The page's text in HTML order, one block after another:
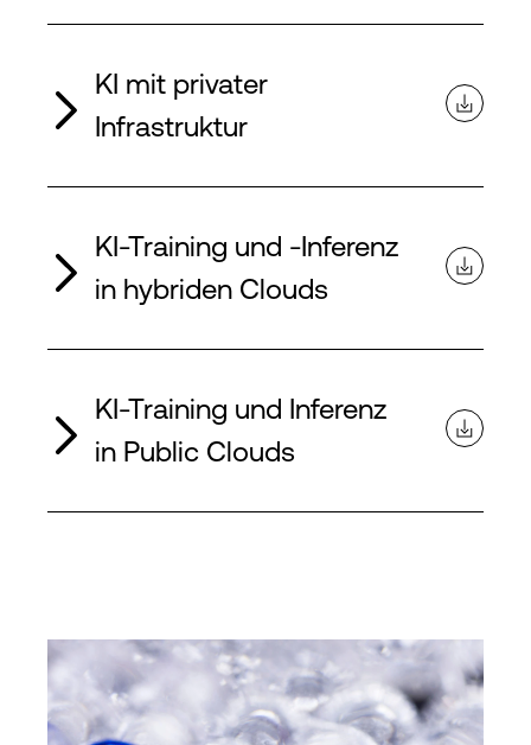
KI mit privater
Infrastruktur
KI-Training und -Inferenz
in hybriden Clouds
KI-Training und Inferenz
in Public Clouds